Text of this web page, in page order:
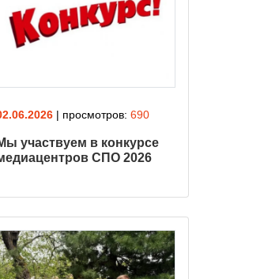
| просмотров: 690
участвуем в конкурсе
СПО 2026